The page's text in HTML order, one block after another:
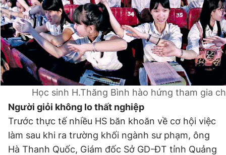
Học sinh H.Thăng Bình hào hứng tham gia
Người giỏi không lo thất nghiệp
Trước thực tế nhiều HS băn khoăn về cơ hội việc
làm sau khi ra trường khối ngành sư phạm, ông
Hà Thanh Quốc, Giám đốc Sở GD-ĐT tỉnh Quảng